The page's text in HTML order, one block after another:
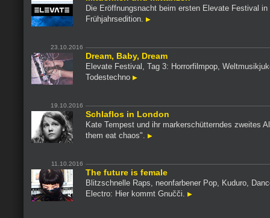
Die Eröffnungsnacht beim ersten Elevate Festival in
Frühjahrsedition.
23.10.2016
Dream, Baby, Dream
Elevate Festival, Tag 3: Horrorfilmpop,
Todestechno
19.10.2016
Schlaflos in London
Kate Tempest und ihr markerschütterndes zweites
them eat chaos".
11.10.2016
The future is female
Blitzschnelle Raps, neonfarbener Pop, Kuduro,
Electro: Hier kommt Gnučči.